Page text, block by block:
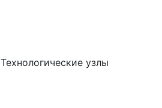
   Технологические узлы